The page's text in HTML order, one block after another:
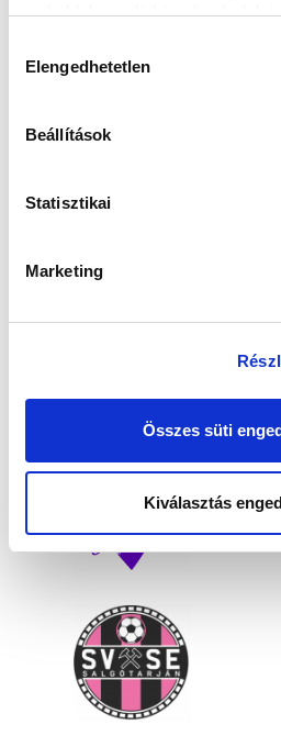
weboldalon való böngészés
kiválasztása
Elengedhetetlen
Beállítások
Statisztikai
Marketing
Összes süti
Kiválasztás